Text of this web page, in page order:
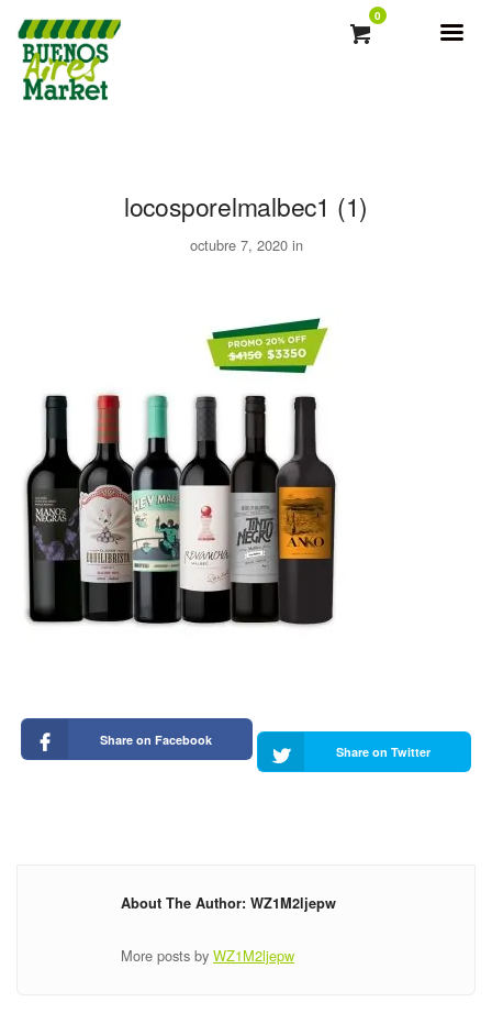
0
locosporelmalbec1 (1)
octubre 7, 2020 in
Share on Facebook
Share on Twitter
About The Author: WZ1M2ljepw
More posts byWZ1M2ljepw